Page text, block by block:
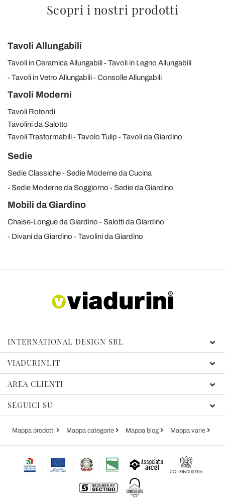
Scopri i nostri prodotti
Tavoli Allungabili
Tavoli in Ceramica Allungabili
Tavoli in Legno Allungabili
Tavoli in Vetro Allungabili
Consolle Allungabili
Tavoli Moderni
Tavoli Rotondi
Tavolini da Salotto
Tavoli Trasformabili
Tavolo Tulip Tavoli da Giardino
Sedie
Sedie Classiche
Sedie Moderne da Cucina
Sedie Moderne da Soggiorno
Sedie da Giardino
Mobili da Giardino
Chaise-Longue da Giardino
Salotti da Giardino
Divani da Giardino
Tavolini da Giardino
INTERNATIONAL DESIGN SRL
VIADURINI.IT
AREA CLIENTI
SEGUICI SU
Mappa prodotti Mappa categorie Mappa blog Mappa varie